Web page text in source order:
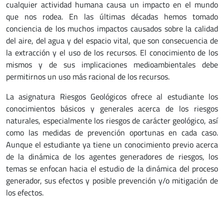
cualquier actividad humana causa un impacto en el mundo
que nos rodea. En las últimas décadas hemos tomado
conciencia de los muchos impactos causados sobre la calidad
del aire, del agua y del espacio vital, que son consecuencia de
la extracción y el uso de los recursos. El conocimiento de los
mismos y de sus implicaciones medioambientales debe
permitirnos un uso más racional de los recursos.
La asignatura Riesgos Geológicos ofrece al estudiante los
conocimientos básicos y generales acerca de los riesgos
naturales, especialmente los riesgos de carácter geológico, así
como las medidas de prevención oportunas en cada caso.
Aunque el estudiante ya tiene un conocimiento previo acerca
de la dinámica de los agentes generadores de riesgos, los
temas se enfocan hacia el estudio de la dinámica del proceso
generador, sus efectos y posible prevención y/o mitigación de
los efectos.